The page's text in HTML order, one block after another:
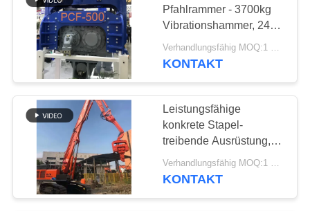
Pfahlrammer - 3700kg
Vibrationshammer, 24m
Rammkapazität
KONTAKT
Leistungsfähige
konkrete Stapel-
treibende Ausrüstung,
hydraulische Stapel-
treibende Maschine
Verhandlungsfähig MOQ:1 Satz
KONTAKT